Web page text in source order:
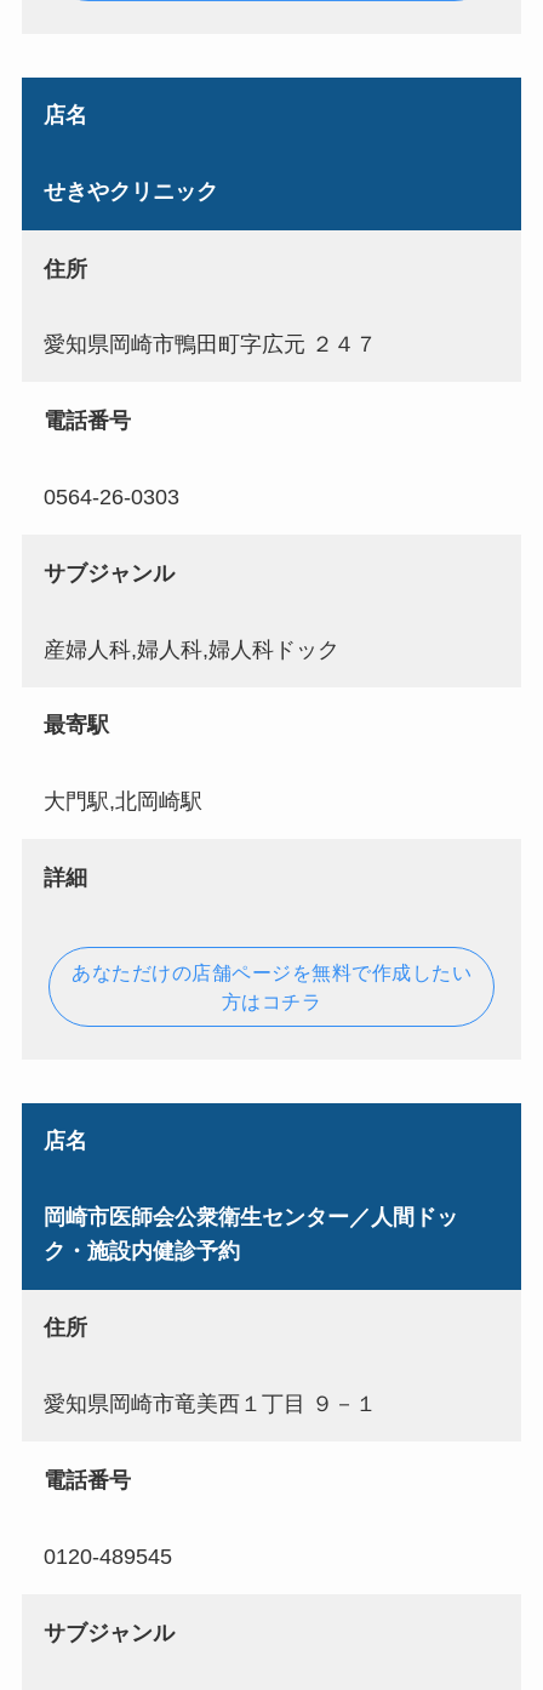
店名
せきやクリニック
住所
愛知県岡崎市鴨田町字広元 ２４７
電話番号
0564-26-0303
サブジャンル
産婦人科,婦人科,婦人科ドック
最寄駅
大門駅,北岡崎駅
詳細
あなただけの店舗ページを無料で作成したい
方はコチラ
店名
岡崎市医師会公衆衛生センター／人間ドッ
ク・施設内健診予約
住所
愛知県岡崎市竜美西１丁目 ９－１
電話番号
0120-489545
サブジャンル